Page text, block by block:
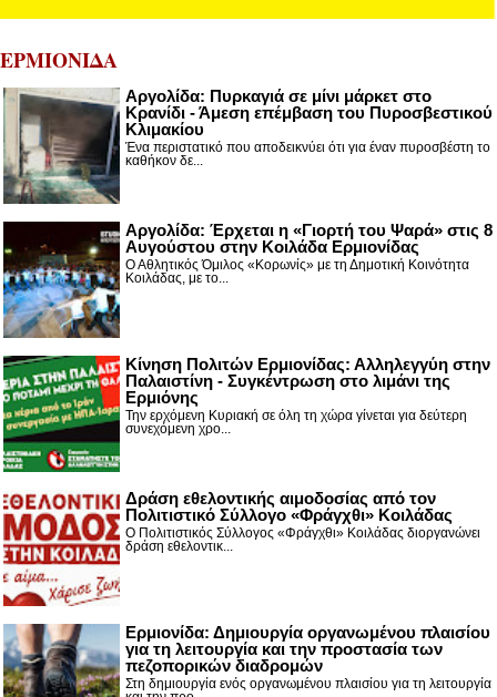
ΕΡΜΙΟΝΙΔΑ
Αργολίδα: Πυρκαγιά σε μίνι μάρκετ στο
Κρανίδι - Άμεση επέμβαση του Πυροσβεστικού
Κλιμακίου
Ένα περιστατικό που αποδεικνύει ότι για έναν πυροσβέστη το
καθήκον δε...
Αργολίδα: Έρχεται η «Γιορτή του Ψαρά» στις 8
Αυγούστου στην Κοιλάδα Ερμιονίδας
Ο Αθλητικός Όμιλος «Κορωνίς» με τη Δημοτική Κοινότητα
Κοιλάδας, με το...
Κίνηση Πολιτών Ερμιονίδας: Αλληλεγγύη στην
Παλαιστίνη - Συγκέντρωση στο λιμάνι της
Ερμιόνης
Την ερχόμενη Κυριακή σε όλη τη χώρα γίνεται για δεύτερη
συνεχόμενη χρο...
Δράση εθελοντικής αιμοδοσίας από τον
Πολιτιστικό Σύλλογο «Φράγχθι» Κοιλάδας
Ο Πολιτιστικός Σύλλογος «Φράγχθι» Κοιλάδας διοργανώνει
δράση εθελοντικ...
Ερμιονίδα: Δημιουργία οργανωμένου πλαισίου
για τη λειτουργία και την προστασία των
πεζοπορικών διαδρομών
Στη δημιουργία ενός οργανωμένου πλαισίου για τη λειτουργία